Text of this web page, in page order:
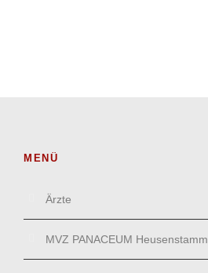
MENÜ
Ärzte
MVZ PANACEUM Heusenstamm